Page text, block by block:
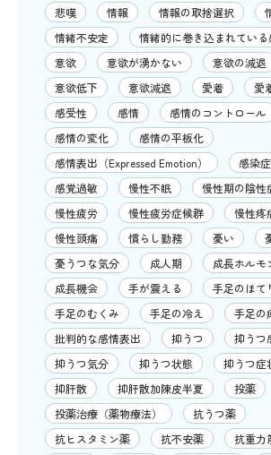
悲嘆
情報 情報の取捨選択
情緒不安定
情緒的に巻き込まれている
意欲
意欲が湧かない
意欲の減退
意欲低下
意欲減退 愛着
愛
感受性
感情
感情のコントロール
感情の変化
感情の平板化
感情表出（Expressed Emotion）
感染症
感覚過敏
慢性不眠
慢性期の陰性
慢性疲労
慢性疲労症候群
慢性疼
慢性頭痛
慣らし勤務 憂い
憂うつな気分
成人期
成長ホルモ
成長機会
手が震える
手足のほて
手足のむくみ
手足の冷え
手足の
批判的な感情表出
抑うつ
抑うつ
抑うつ気分
抑うつ状態 抑うつ症
抑肝散
抑肝散加陳皮半夏 投薬
投薬治療（薬物療法）
抗うつ薬
抗ヒスタミン薬
抗不安薬
抗重力